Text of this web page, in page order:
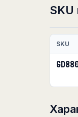
SKU
SKU